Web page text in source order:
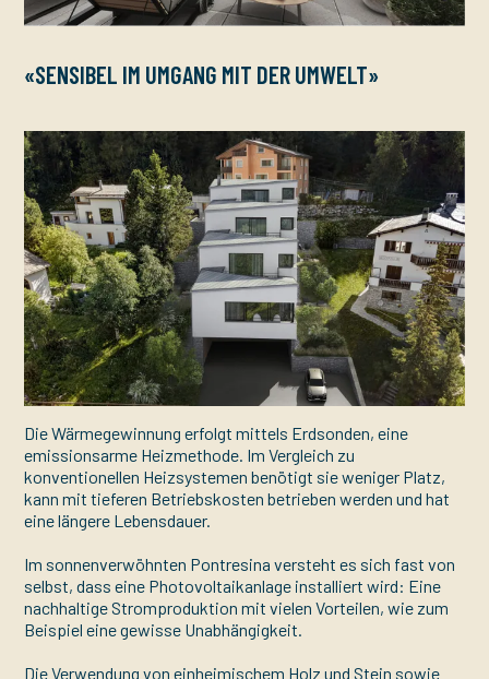
«SENSIBEL IM UMGANG MIT DER UMWELT»
Die Wärmegewinnung erfolgt mittels Erdsonden, eine
emissionsarme Heizmethode. Im Vergleich zu
konventionellen Heizsystemen benötigt sie weniger Platz,
kann mit tieferen Betriebskosten betrieben werden und hat
eine längere Lebensdauer.
Im sonnenverwöhnten Pontresina versteht es sich fast von
selbst, dass eine Photovoltaikanlage installiert wird: Eine
nachhaltige Stromproduktion mit vielen Vorteilen, wie zum
Beispiel eine gewisse Unabhängigkeit.
Die Verwendung von einheimischem Holz und Stein sowie